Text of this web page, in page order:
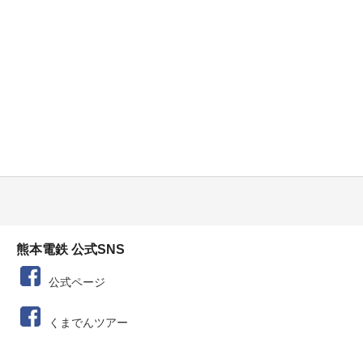
熊本電鉄 公式SNS
公式ページ
くまでんツアー